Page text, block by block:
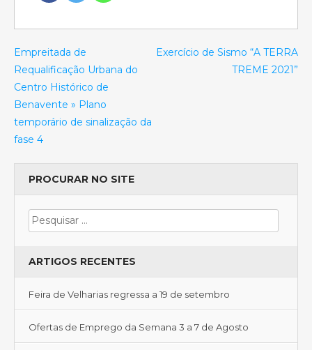
Empreitada de
Requalificação Urbana do
Centro Histórico de
Benavente » Plano
temporário de sinalização da
fase 4
Exercício de Sismo “A TERRA
TREME 2021”
PROCURAR NO SITE
ARTIGOS RECENTES
Feira de Velharias regressa a 19 de setembro
Ofertas de Emprego da Semana 3 a 7 de Agosto